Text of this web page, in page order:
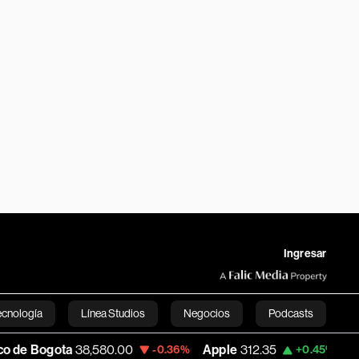
Ingresar
Línea Studios Negocios Podcasts
English-0.36% Apple 312.35 +0.45% USD COP